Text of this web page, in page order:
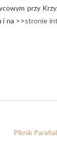
przy
i na >>stronie
Piknik